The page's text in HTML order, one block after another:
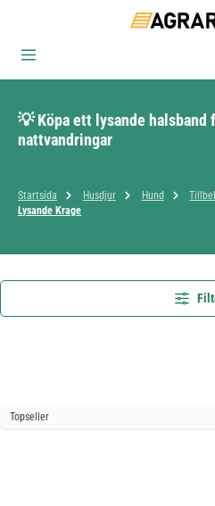
💡 Köpa ett lysande halsband
nattvandringar
Startsida Husdjur Hund
Lysande Krage